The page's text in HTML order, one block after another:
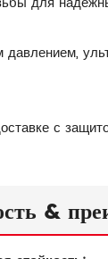
давлением,
с
&